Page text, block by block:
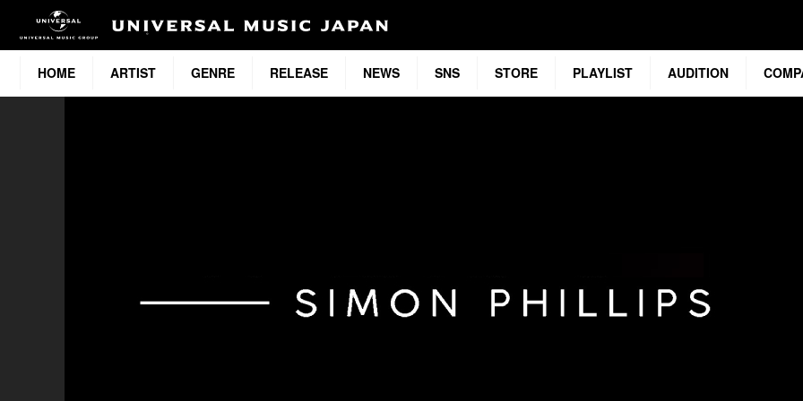
HOME ARTIST GENRE RELEASE NEWS SNS STORE PLAYLIST AUDITION